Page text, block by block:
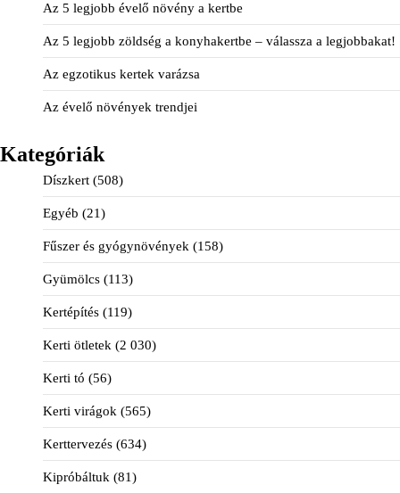
Az 5 legjobb évelő növény a kertbe
Az 5 legjobb zöldség a konyhakertbe – válassza a legjobbakat!
Az egzotikus kertek varázsa
Az évelő növények trendjei
Kategóriák
Díszkert (508)
Egyéb (21)
Fűszer és gyógynövények (158)
Gyümölcs (113)
Kertépítés (119)
Kerti ötletek (2 030)
Kerti tó (56)
Kerti virágok (565)
Kerttervezés (634)
Kipróbáltuk (81)